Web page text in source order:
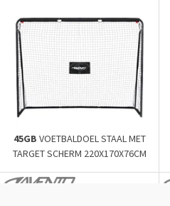
45GB VOETBALDOEL STAAL MET
TARGET SCHERM 220X170X76CM